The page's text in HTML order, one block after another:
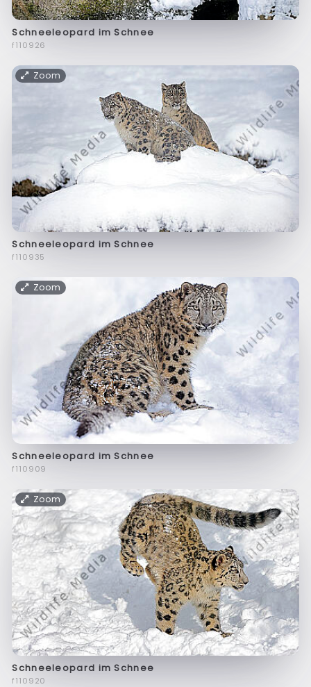
Schneeleopard im Schnee
f110926
Zoom
Schneeleopard im Schnee
f110935
Zoom
Schneeleopard im Schnee
f110909
Zoom
Schneeleopard im Schnee
f110920